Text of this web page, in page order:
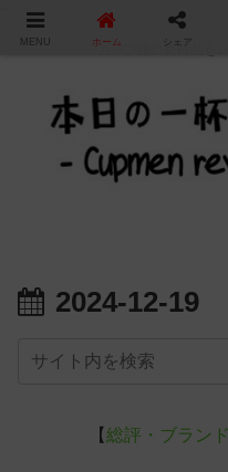
カップ麺の新商品を
2024-12-19
【総評・ブラン
MENU ホーム シェア